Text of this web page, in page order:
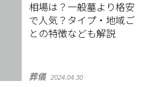
相場は？一般墓より格安
で人気？タイプ・地域ご
との特徴なども解説
葬儀 2024.04.30